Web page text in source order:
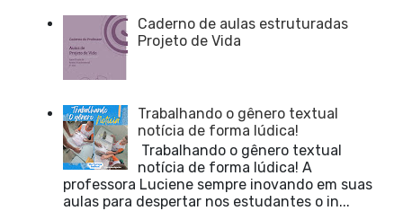
Caderno de aulas estruturadas
Projeto de Vida
Trabalhando o gênero textual
notícia de forma lúdica!
Trabalhando o gênero textual
notícia de forma lúdica! A
professora Luciene sempre inovando em suas
aulas para despertar nos estudantes o in...